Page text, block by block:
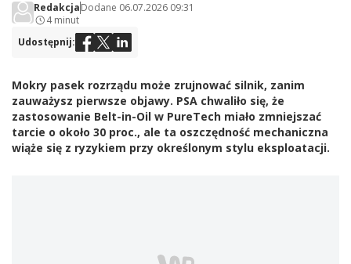
RedakcjaDodane 06.07.2026 09:31
4 minut
Udostępnij:
Mokry pasek rozrządu może zrujnować silnik, zanim
zauważysz pierwsze objawy. PSA chwaliło się, że
zastosowanie Belt-in-Oil w PureTech miało zmniejszać
tarcie o około 30 proc., ale ta oszczędność mechaniczna
wiąże się z ryzykiem przy określonym stylu eksploatacji.